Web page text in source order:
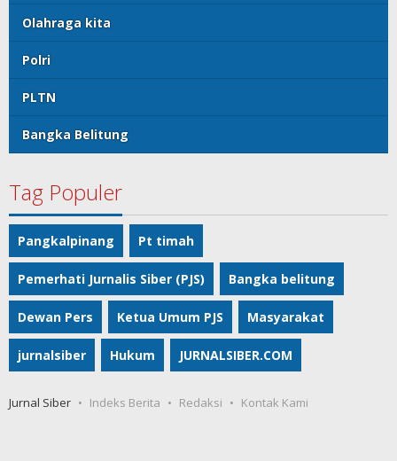
Olahraga kita
Polri
PLTN
Bangka Belitung
Tag Populer
Pangkalpinang Pt timah
Pemerhati Jurnalis Siber (PJS) Bangka belitung
Dewan Pers Ketua Umum PJS Masyarakat
jurnalsiber Hukum JURNALSIBER.COM
Jurnal Siber Indeks Berita Redaksi Kontak Kami